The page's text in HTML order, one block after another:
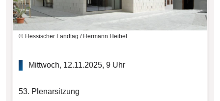
Hessischer Landtag / Hermann Heibel
Mittwoch, 12.11.2025, 9 Uhr
53. Plenarsitzung